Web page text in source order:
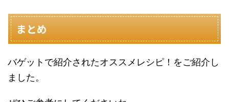
まとめ
バゲットで紹介されたオススメレシピ！をご紹介し
ました。